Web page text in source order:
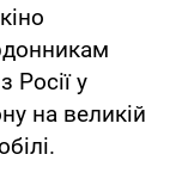
Росії у
на великій